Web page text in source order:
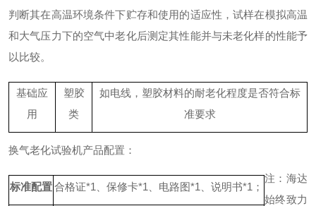
判断其在高温环境条件下贮存和使用的适应性，试样在模拟高温
和大气压力下的空气中老化后测定其性能并与未老化样的性能予
以比较。
基础应
用
塑胶
类
如电线，塑胶材料的耐老化程度是否符合标
准要求
换气老化试验机产品配置：
标准配置合格证*1 、保修卡*1 、电路图*1、 说明书*1；
注：海达
始终致力